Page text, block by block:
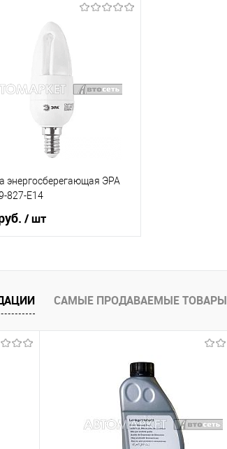
энергосберегающая ЭРА
827-E14
/ шт
в 1 клик
К сравнению
САМЫЕ ПРОДАВАЕМЫЕ ТОВАРЫ